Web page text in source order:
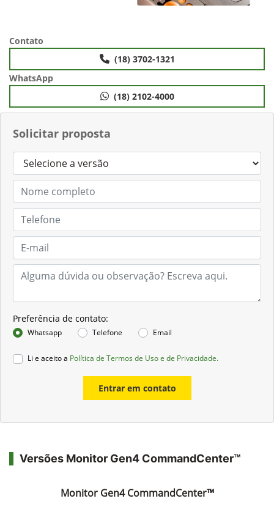
Solicitar proposta
Preferência de contato:
Whatsapp Telefone Email
Li e aceito a Política de Termos de Uso e de Privacidade.
Entrar em contato
Contato
(18) 3702-1321
WhatsApp
(18) 2102-4000
Versões Monitor Gen4 CommandCenter™
Monitor Gen4 CommandCenter™